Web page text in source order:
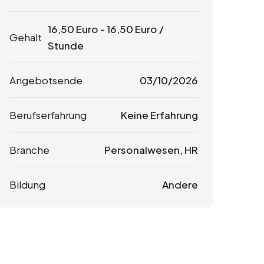
Gehalt
16,50 Euro -16,50 Euro /
Stunde
Angebotsende 03/10/2026
Berufserfahrung Keine Erfahrung
Branche Personalwesen, HR
Bildung Andere